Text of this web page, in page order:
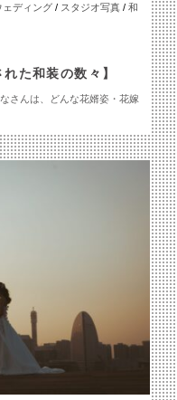
ェディング/ スタジオ写真 / 和
た和装の数々】
さんは、どんな花婿姿・花嫁